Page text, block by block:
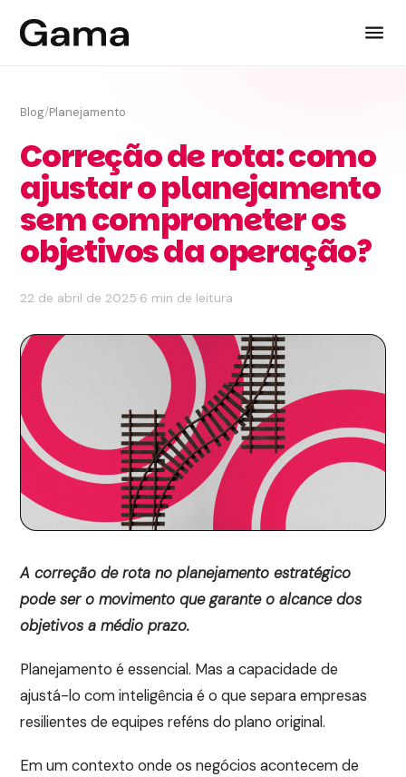
Blog/Planejamento
Correção de rota: como
ajustar o planejamento
sem comprometer os
objetivos da operação?
22 de abril de 2025·6 min de leitura
A correção de rota no planejamento estratégico
pode ser o movimento que garante o alcance dos
objetivos a médio prazo.
Planejamento é essencial. Mas a capacidade de
ajustá-lo com inteligência é o que separa empresas
resilientes de equipes reféns do plano original.
Em um contexto onde os negócios acontecem de